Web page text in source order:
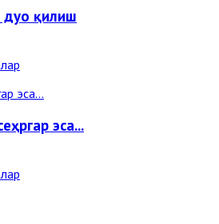
дуо қилиш
эса...